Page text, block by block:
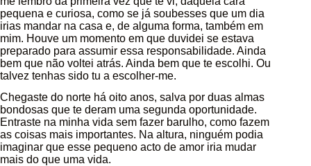
pequena e curiosa, como se já soubesses que um dia
irias mandar na casa e, de alguma forma, também em
mim. Houve um momento em que duvidei se estava
preparado para assumir essa responsabilidade. Ainda
bem que não voltei atrás. Ainda bem que te escolhi. Ou
talvez tenhas sido tu a escolher-me.
Chegaste do norte há oito anos, salva por duas almas
bondosas que te deram uma segunda oportunidade.
Entraste na minha vida sem fazer barulho, como fazem
as coisas mais importantes. Na altura, ninguém podia
imaginar que esse pequeno acto de amor iria mudar
mais do que uma vida.